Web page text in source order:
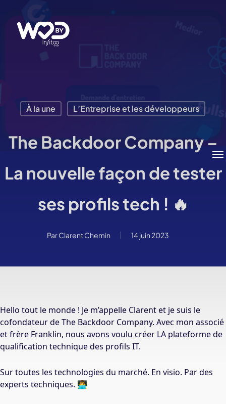
contenu
principal
À la une L’Entreprise et les développeurs
The Backdoor Company –
La nouvelle façon de tester
ses profils tech ! 🔥
ParClarent Chemin 14 juin 2023
Hello tout le monde ! Je m’appelle Clarent et je suis le
cofondateur de The Backdoor Company. Avec mon associé
et frère Franklin, nous avons voulu créer LA plateforme de
qualification technique des profils IT.
Sur toutes les technologies du marché. En visio. Par des
experts techniques. 👨‍💻